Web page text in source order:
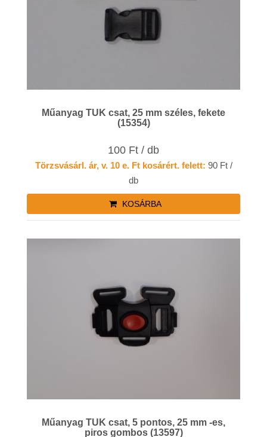
Műanyag TUK csat, 25 mm széles, fekete
(15354)
100 Ft / db
Törzsvásárl. ár, v. 10 e. Ft kosárért. felett: 90 Ft /
db
KOSÁRBA
Műanyag TUK csat, 5 pontos, 25 mm -es,
piros gombos (13597)